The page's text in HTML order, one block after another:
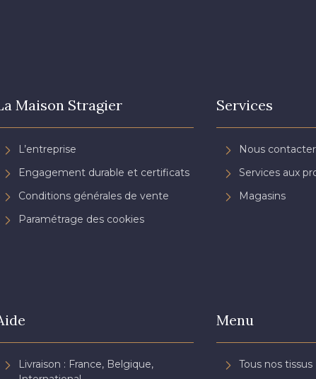
Maison Stragier
L’entreprise
Engagement durable et certificats
Conditions générales de vente
Paramétrage des cookies
Services
Nous contacter
Services aux
Magasins
Livraison : France, Belgique,
Menu
Tous nos tissus